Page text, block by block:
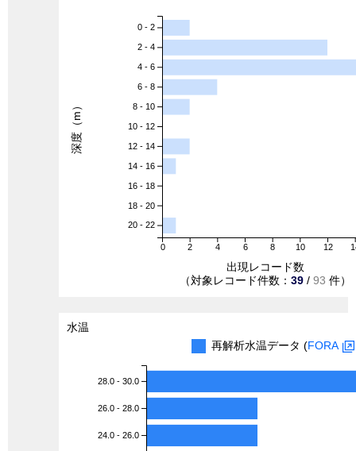
0 2 4 6 8 10 12
0 - 2
2 - 4
4 - 6
6 - 8
8 - 10
10 - 12
12 - 14
14 - 16
16 - 18
18 - 20
20 - 22
出現レコード数
（対象レコード件数： 39 / 93 件）
深度（m）
水温
再解析水温データ (FORA
28.0 - 30.0
26.0 - 28.0
24.0 - 26.0